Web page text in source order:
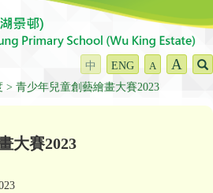
中 ENG A A
青少年兒童創藝繪畫大賽2023
大賽2023